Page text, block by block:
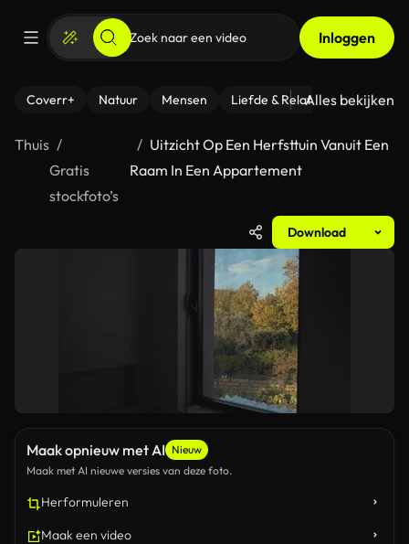
Inloggen
Coverr+ Natuur Mensen Liefde & Relaties - Fitness
Alles bekijken
Thuis
Gratis
stockfoto’s
Uitzicht Op Een Herfsttuin Vanuit Een
Raam In Een Appartement
Download
Maak opnieuw met AI Nieuw
Maak met AI nieuwe versies van deze foto.
Herformuleren
Maak een video